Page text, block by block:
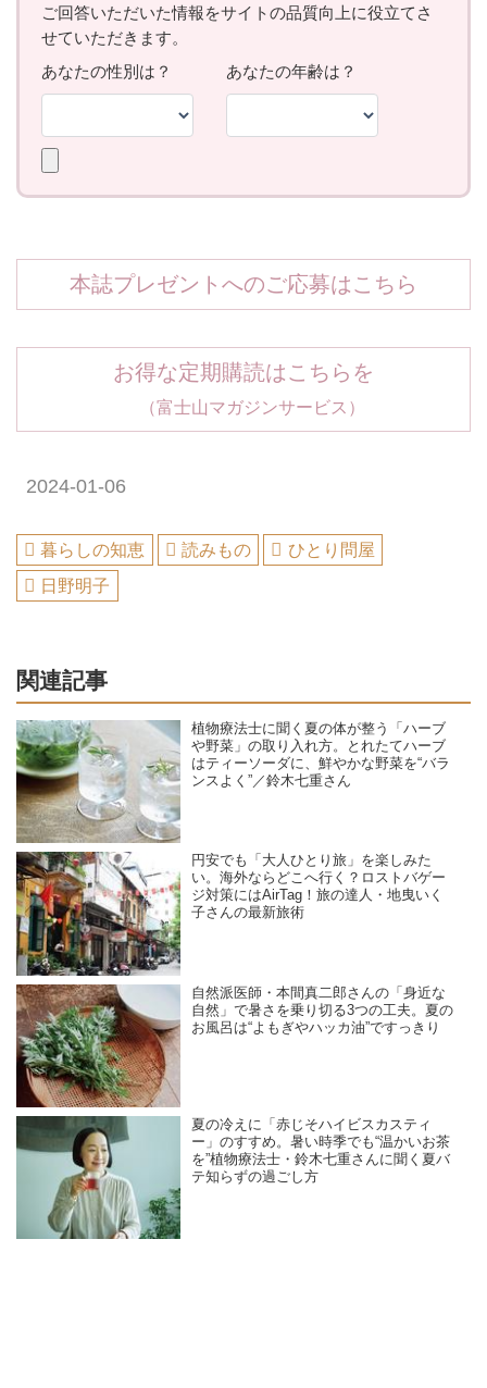
本誌プレゼントへのご応募はこちら
お得な定期購読はこちらを
（富士山マガジンサービス）
2024-01-06
暮らしの知恵 読みもの
ひとり問屋
日野明子
関連記事
植物療法士に聞く夏の体が整う「ハーブ
や野菜」の取り入れ方。とれたてハーブ
はティーソーダに、鮮やかな野菜を“バラ
ンスよく”／鈴木七重さん
円安でも「大人ひとり旅」を楽しみた
い。海外ならどこへ行く？ロストバゲー
ジ対策にはAirTag！旅の達人・地曳いく
子さんの最新旅術
自然派医師・本間真二郎さんの「身近な
自然」で暑さを乗り切る3つの工夫。夏の
お風呂は“よもぎやハッカ油”ですっきり
夏の冷えに「赤じそハイビスカスティ
ー」のすすめ。暑い時季でも“温かいお茶
を”植物療法士・鈴木七重さんに聞く夏バ
テ知らずの過ごし方